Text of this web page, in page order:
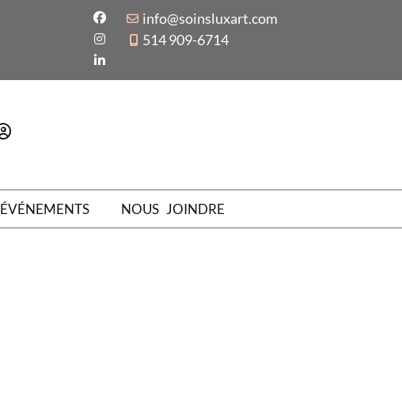
info@soinsluxart.com
514 909-6714
ÉVÉNEMENTS NOUS JOINDRE